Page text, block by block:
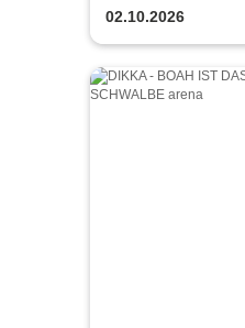
02.10.2026